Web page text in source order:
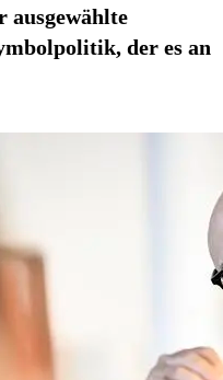
ausgewählte
der es an